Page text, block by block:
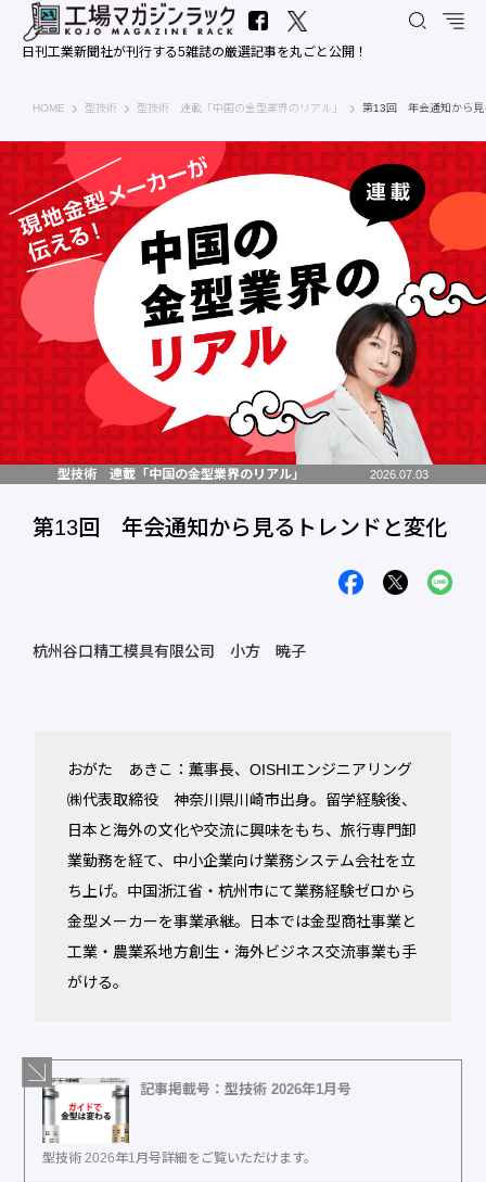
日刊工業新聞社が刊行する5雑誌の厳選記事を丸ごと公開！
HOME 工場マガジンラック｜日刊工業新聞社
型技術 型技術 連載「中国の金型業界のリアル」 第13回 年会通知から見
型技術 連載「中国の金型業界のリアル」 2026.07.03
第13回 年会通知から見るトレンドと変化
杭州谷口精工模具有限公司 小方 暁子
おがた あきこ：薫事長、OISHIエンジニアリング
㈱代表取締役 神奈川県川崎市出身。留学経験後、
日本と海外の文化や交流に興味をもち、旅行専門卸
業勤務を経て、中小企業向け業務システム会社を立
ち上げ。中国浙江省・杭州市にて業務経験ゼロから
金型メーカーを事業承継。日本では金型商社事業と
工業・農業系地方創生・海外ビジネス交流事業も手
がける。
記事掲載号：型技術 2026年1月号
型技術 2026年1月号詳細をご覧いただけます。